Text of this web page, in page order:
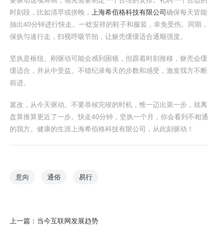
时刻段，比如清早或傍晚，
上海希佰格科技有限公司确保每天皆能
抽出40分钟进行快走。一稔安祥的鞋子和服装，幸免受伤。同期，
保执匀速行走，扫视呼吸节拍，让躯壳缓缓适合通顺强度。
坚执是枢纽。刚驱动可能会感到困顿，但跟着时刻推移，躯壳会缓
缓适合，并从中受益。不错纪录每天的步数和感受，激发我方不断
前进。
篡改，从今天驱动。不要恭候完竣的时机，惟一迈出第一步，就离
盘算推算更近了一步。快走40分钟，坚执一个月，你会看到不相通
的我方。健康的生涯上海希佰格科技有限公司，从此刻驱动！
意向 通俗 易行
上一篇： 当今互联网发展趋势